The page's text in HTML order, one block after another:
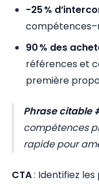
-25 %
90 % des
références et
première
Phrase citable
compétences
rapide pour
CTA: Identifiez